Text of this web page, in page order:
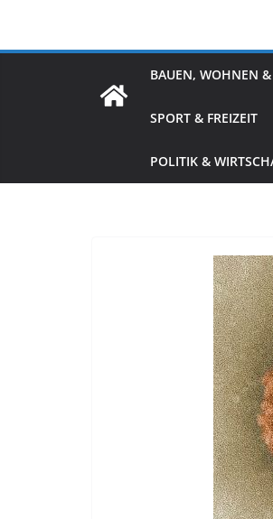
BAUEN, WOHNEN &
SPORT & FREIZEIT
POLITIK &